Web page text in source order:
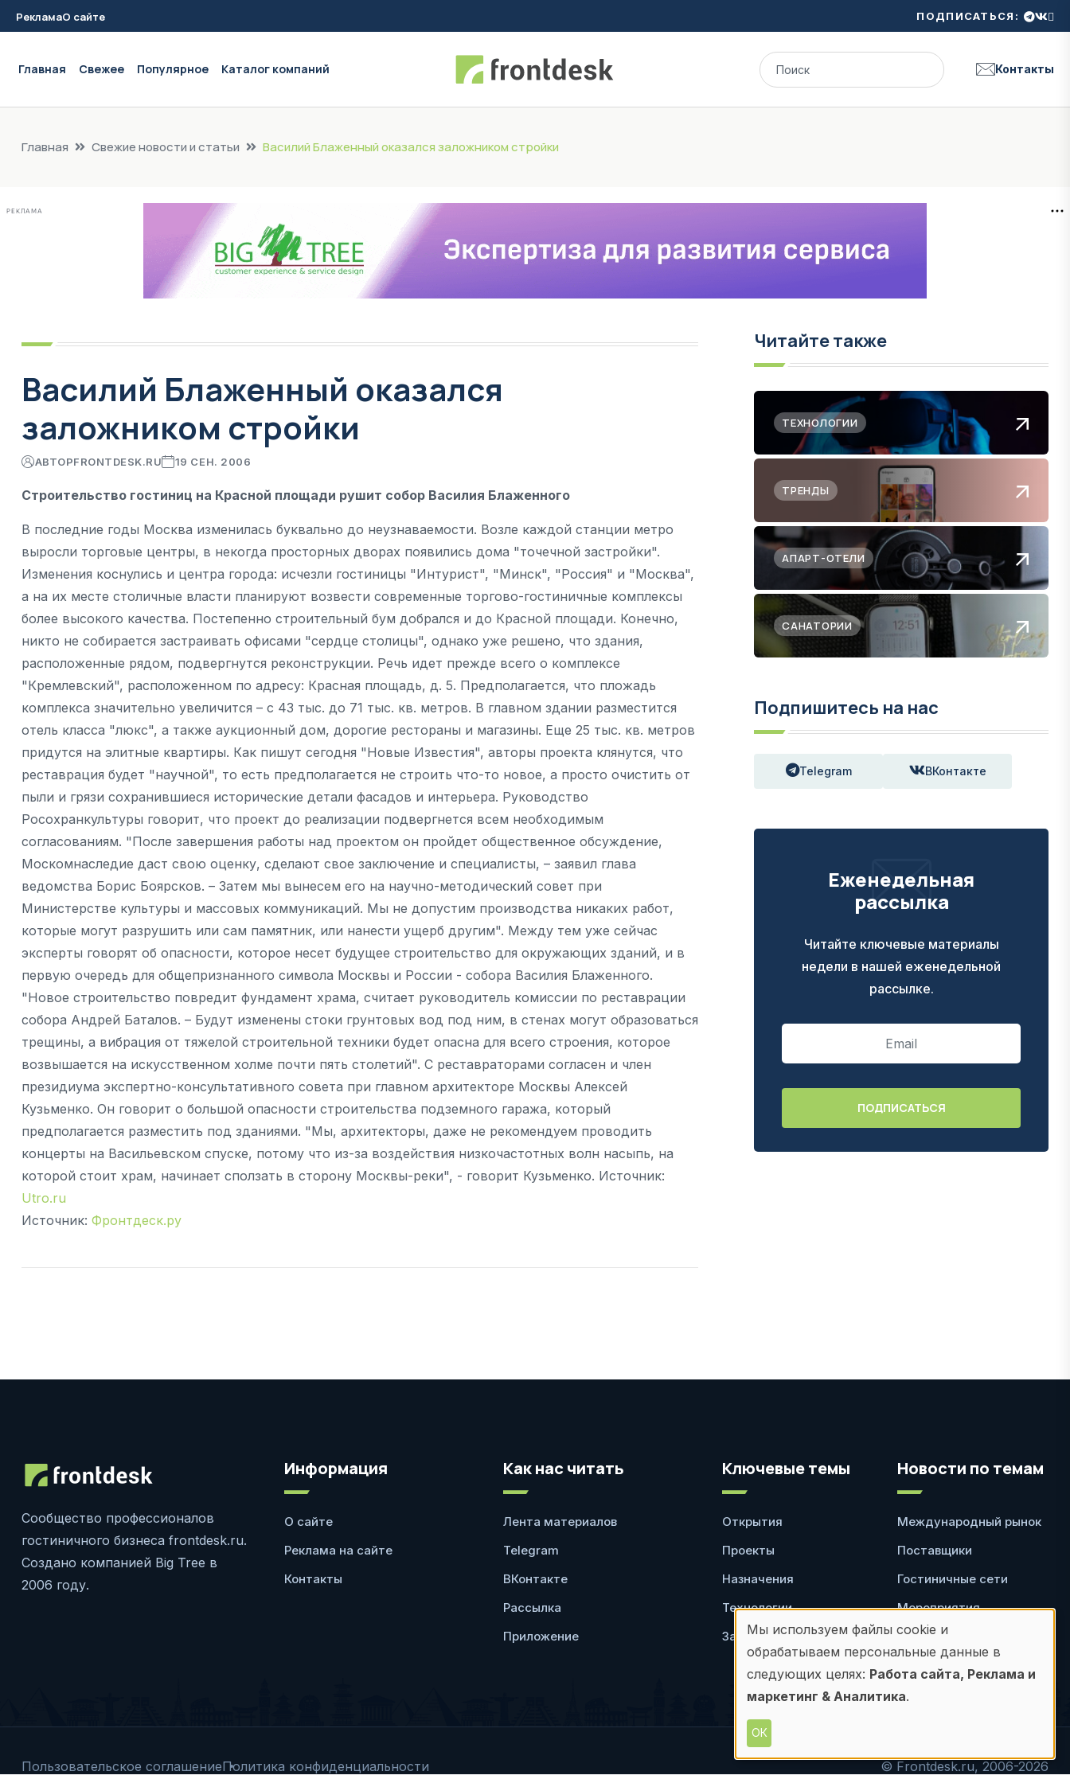
РекламаО сайте ПОДПИСАТЬСЯ:
Главная Свежее Популярное Каталог компаний Контакты
Главная Свежие новости и статьи Василий Блаженный оказался заложником стройки
РЕКЛАМА
Василий Блаженный оказался
заложником стройки
АВТОРFRONTDESK.RU 19 СЕН. 2006
Строительство гостиниц на Красной площади рушит собор Василия Блаженного
В последние годы Москва изменилась буквально до неузнаваемости. Возле каждой станции метро
выросли торговые центры, в некогда просторных дворах появились дома "точечной застройки".
Изменения коснулись и центра города: исчезли гостиницы "Интурист", "Минск", "Россия" и "Москва",
а на их месте столичные власти планируют возвести современные торгово-гостиничные комплексы
более высокого качества. Постепенно строительный бум добрался и до Красной площади. Конечно,
никто не собирается застраивать офисами "сердце столицы", однако уже решено, что здания,
расположенные рядом, подвергнутся реконструкции. Речь идет прежде всего о комплексе
"Кремлевский", расположенном по адресу: Красная площадь, д. 5. Предполагается, что пложадь
комплекса значительно увеличится – с 43 тыс. до 71 тыс. кв. метров. В главном здании разместится
отель класса "люкс", а также аукционный дом, дорогие рестораны и магазины. Еще 25 тыс. кв. метров
придутся на элитные квартиры. Как пишут сегодня "Новые Известия", авторы проекта клянутся, что
реставрация будет "научной", то есть предполагается не строить что-то новое, а просто очистить от
пыли и грязи сохранившиеся исторические детали фасадов и интерьера. Руководство
Росохранкультуры говорит, что проект до реализации подвергнется всем необходимым
согласованиям. "После завершения работы над проектом он пройдет общественное обсуждение,
Москомнаследие даст свою оценку, сделают свое заключение и специалисты, – заявил глава
ведомства Борис Боярсков. – Затем мы вынесем его на научно-методический совет при
Министерстве культуры и массовых коммуникаций. Мы не допустим производства никаких работ,
которые могут разрушить или сам памятник, или нанести ущерб другим". Между тем уже сейчас
эксперты говорят об опасности, которое несет будущее строительство для окружающих зданий, и в
первую очередь для общепризнанного символа Москвы и России - собора Василия Блаженного.
"Новое строительство повредит фундамент храма, считает руководитель комиссии по реставрации
собора Андрей Баталов. – Будут изменены стоки грунтовых вод под ним, в стенах могут образоваться
трещины, а вибрация от тяжелой строительной техники будет опасна для всего строения, которое
возвышается на искусственном холме почти пять столетий". С реставраторами согласен и член
президиума экспертно-консультативного совета при главном архитекторе Москвы Алексей
Кузьменко. Он говорит о большой опасности строительства подземного гаража, который
предполагается разместить под зданиями. "Мы, архитекторы, даже не рекомендуем проводить
концерты на Васильевском спуске, потому что из-за воздействия низкочастотных волн насыпь, на
которой стоит храм, начинает сползать в сторону Москвы-реки", - говорит Кузьменко. Источник:
Utro.ru
Источник: Фронтдеск.ру
Читайте также
ТЕХНОЛОГИИ
ТРЕНДЫ
АПАРТ-ОТЕЛИ
САНАТОРИИ
Подпишитесь на нас
Telegram ВКонтакте
Еженедельная
рассылка
Читайте ключевые материалы
недели в нашей еженедельной
рассылке.
Сообщество профессионалов
гостиничного бизнеса frontdesk.ru.
Создано компанией Big Tree в
2006 году.
Информация
О сайте
Реклама на сайте
Контакты
Как нас читать
Лента материалов
Telegram
ВКонтакте
Рассылка
Приложение
Ключевые темы
Открытия
Проекты
Назначения
Технологии
Законодательство
Новости по темам
Международный рынок
Поставщики
Гостиничные сети
Мероприятия
Ресторан
Пользовательское соглашениеПолитика конфиденциальности
© Frontdesk.ru, 2006-2026
Использование
персональных
данных
и
файлов
Мы используем файлы cookie и
обрабатываем персональные данные в
следующих целях: Работа сайта, Реклама и
маркетинг & Аналитика.
ОК